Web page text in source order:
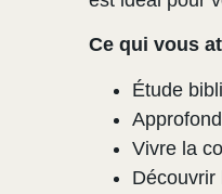
Ce qui vous
Étude
Vivre la
Découvrir